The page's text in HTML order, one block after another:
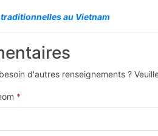
au Vietnam
d'autres renseignements ?
*